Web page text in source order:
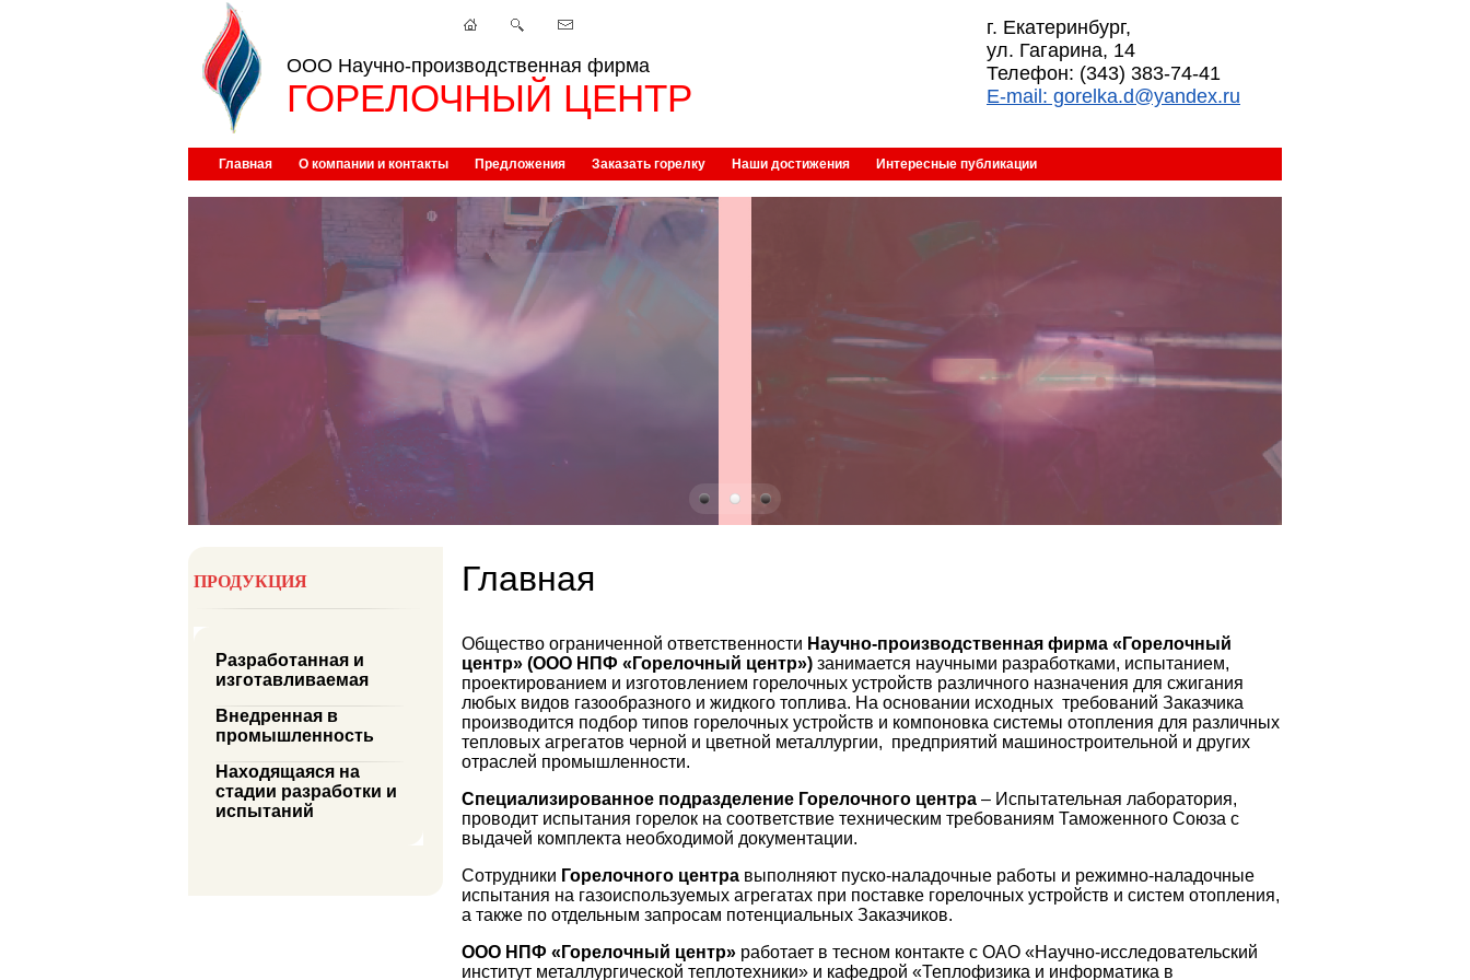
ООО Научно-производственная фирма
ГОРЕЛОЧНЫЙ ЦЕНТР
г. Екатеринбург,
ул. Гагарина, 14
Телефон: (343) 383-74-41
E-mail: gorelka.d@yandex.ru
Главная О компании и контакты Предложения Заказать горелку Наши достижения Интересные публикации
ПРОДУКЦИЯ
Разработанная и
изготавливаемая
Внедренная в
промышленность
Находящаяся на
стадии разработки и
испытаний
Главная
Общество ограниченной ответственности Научно-производственная фирма «Горелочный
центр» (ООО НПФ «Горелочный центр») занимается научными разработками, испытанием,
проектированием и изготовлением горелочных устройств различного назначения для сжигания
любых видов газообразного и жидкого топлива. На основании исходных требований Заказчика
производится подбор типов горелочных устройств и компоновка системы отопления для различных
тепловых агрегатов черной и цветной металлургии, предприятий машиностроительной и других
отраслей промышленности.
Специализированное подразделение Горелочного центра – Испытательная лаборатория,
проводит испытания горелок на соответствие техническим требованиям Таможенного Союза с
выдачей комплекта необходимой документации.
Сотрудники Горелочного центра выполняют пуско-наладочные работы и режимно-наладочные
испытания на газоиспользуемых агрегатах при поставке горелочных устройств и систем отопления,
а также по отдельным запросам потенциальных Заказчиков.
ООО НПФ «Горелочный центр» работает в тесном контакте с ОАО «Научно-исследовательский
институт металлургической теплотехники» и кафедрой «Теплофизика и информатика в